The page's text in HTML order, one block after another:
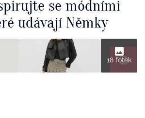
se módními
udávají Němky
18 fotek